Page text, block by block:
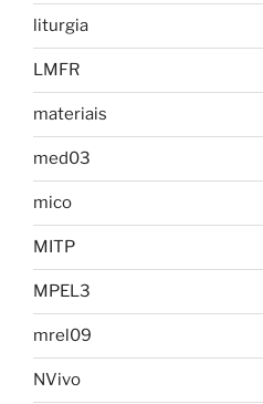
liturgia
LMFR
materiais
med03
mico
MITP
MPEL3
mrel09
NVivo